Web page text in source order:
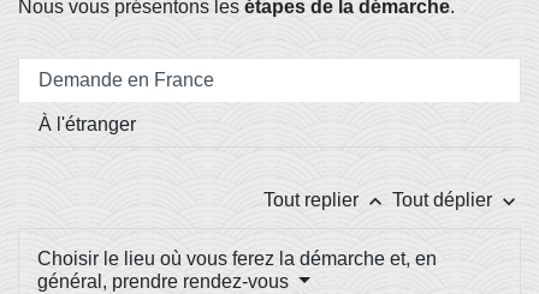
Nous vous présentons les étapes de la démarche.
Demande en France
À l'étranger
Tout replier keyboard_arrow_up Tout déplier keyboard_arrow_down
Choisir le lieu où vous ferez la démarche et, en
général, prendre rendez-vous